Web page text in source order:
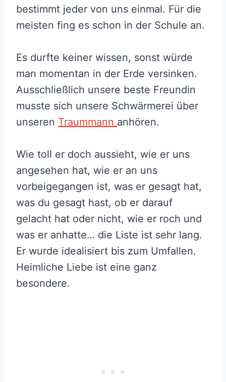
bestimmt jeder von uns einmal. Für die
meisten fing es schon in der Schule an.
Es durfte keiner wissen, sonst würde
man momentan in der Erde versinken.
Ausschließlich unsere beste Freundin
musste sich unsere Schwärmerei über
unseren Traummann anhören.
Wie toll er doch aussieht, wie er uns
angesehen hat, wie er an uns
vorbeigegangen ist, was er gesagt hat,
was du gesagt hast, ob er darauf
gelacht hat oder nicht, wie er roch und
was er anhatte… die Liste ist sehr lang.
Er wurde idealisiert bis zum Umfallen.
Heimliche Liebe ist eine ganz
besondere.